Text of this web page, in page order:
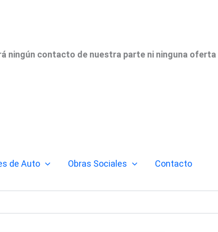
ningún contacto de nuestra parte ni ninguna oferta
de Auto Obras Sociales Contacto